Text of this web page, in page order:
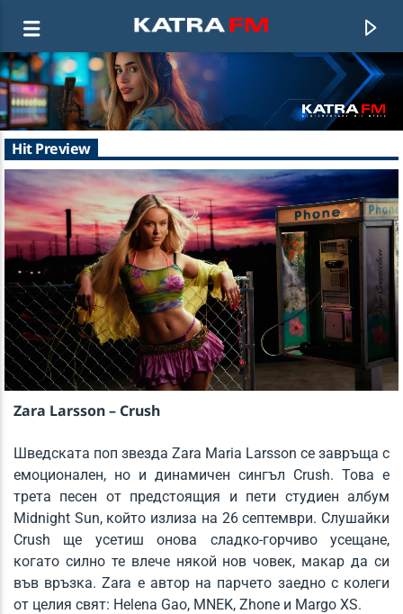
KATRA FM Live
♫ 192 kbps
Watch It Burn
KATY PERRY
KATRA FM Live
Hit Preview
Zara Larsson – Crush
Шведската поп звезда Zara Maria Larsson се завръща с
емоционален, но и динамичен сингъл Crush. Това е
трета песен от предстоящия и пети студиен албум
Midnight Sun, който излиза на 26 септември. Слушайки
Crush ще усетиш онова сладко-горчиво усещане,
когато силно те влече някой нов човек, макар да си
във връзка. Zara е автор на парчето заедно с колеги
от целия свят: Helena Gao, MNEK, Zhone и Margo XS.